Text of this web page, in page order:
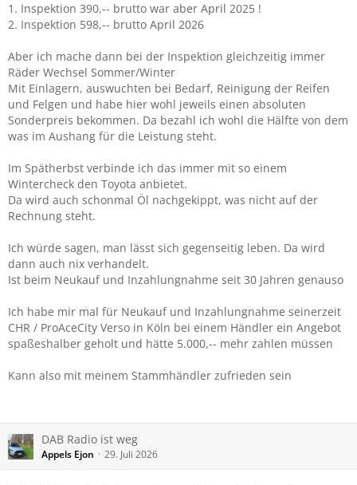
1. Inspektion 390,-- brutto war aber April 2025 !
2. Inspektion 598,-- brutto April 2026
Aber ich mache dann bei der Inspektion gleichzeitig immer
Räder Wechsel Sommer/Winter
Mit Einlagern, auswuchten bei Bedarf, Reinigung der Reifen
und Felgen und habe hier wohl jeweils einen absoluten
Sonderpreis bekommen. Da bezahl ich wohl die Hälfte von dem
was im Aushang für die Leistung steht.
Im Spätherbst verbinde ich das immer mit so einem
Wintercheck den Toyota anbietet.
Da wird auch schonmal Öl nachgekippt, was nicht auf der
Rechnung steht.
Ich würde sagen, man lässt sich gegenseitig leben. Da wird
dann auch nix verhandelt.
Ist beim Neukauf und Inzahlungnahme seit 30 Jahren genauso
Ich habe mir mal für Neukauf und Inzahlungnahme seinerzeit
CHR / ProAceCity Verso in Köln bei einem Händler ein Angebot
spaßeshalber geholt und hätte 5.000,-- mehr zahlen müssen
Kann also mit meinem Stammhändler zufrieden sein
DAB Radio ist weg
Appels Ejon 29. Juli 2026